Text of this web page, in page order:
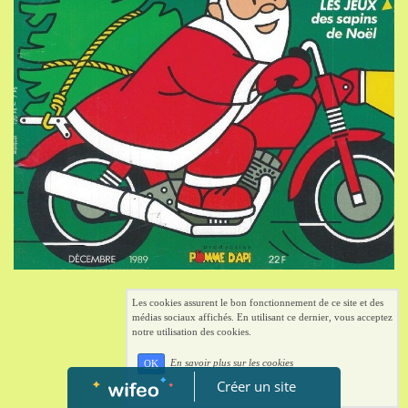
Créer un site
Les cookies assurent le bon fonctionnement de ce site et des
médias sociaux affichés. En utilisant ce dernier, vous acceptez
notre utilisation des cookies.
OK En savoir plus sur les cookies